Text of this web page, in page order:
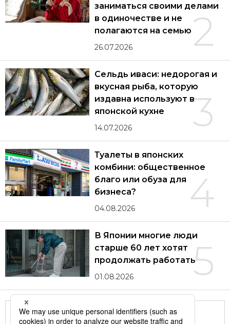
2
заниматься своими делами
в одиночестве и не
полагаются на семью
26.07.2026
3
Сельдь иваси: недорогая и
вкусная рыба, которую
издавна используют в
японской кухне
14.07.2026
4
Туалеты в японских
комбини: общественное
благо или обуза для
бизнеса?
04.08.2026
5
В Японии многие люди
старше 60 лет хотят
продолжать работать
01.08.2026
Другие статьи по теме